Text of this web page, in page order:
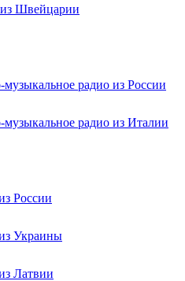
Швейцарии
музыкальное радио из России
музыкальное радио из Италии
России
Украины
Латвии